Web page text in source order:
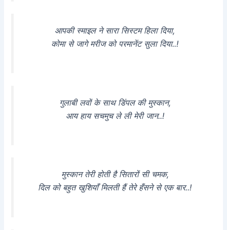
आपकी स्माइल ने सारा सिस्टम हिला दिया,
कोमा से जागे मरीज को परमानेंट सुला दिया..!
गुलाबी लवों के साथ डिंपल की मुस्कान,
आय हाय सचमुच ले ली मेरी जान..!
मुस्कान तेरी होती है सितारों सी चमक,
दिल को बहुत खुशियाँ मिलती हैं तेरे हँसने से एक बार..!